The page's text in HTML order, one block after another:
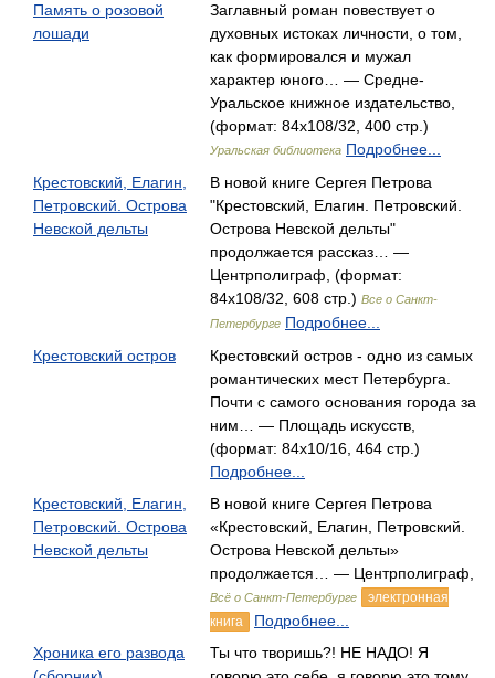
Память о розовой
лошади
Заглавный роман повествует о
духовных истоках личности, о том,
как формировался и мужал
характер юного… — Средне-
Уральское книжное издательство,
(формат: 84x108/32, 400 стр.)
Уральская библиотека Подробнее...
Крестовский, Елагин,
Петровский. Острова
Невской дельты
В новой книге Сергея Петрова
"Крестовский, Елагин. Петровский.
Острова Невской дельты"
продолжается рассказ… —
Центрполиграф, (формат:
84x108/32, 608 стр.) Все о Санкт-
Петербурге Подробнее...
Крестовский остров
Крестовский остров - одно из самых
романтических мест Петербурга.
Почти с самого основания города за
ним… — Площадь искусств,
(формат: 84x10/16, 464 стр.)
Подробнее...
Крестовский, Елагин,
Петровский. Острова
Невской дельты
В новой книге Сергея Петрова
«Крестовский, Елагин, Петровский.
Острова Невской дельты»
продолжается… — Центрполиграф,
Всё о Санкт-Петербурге
электронная
книга
Подробнее...
Хроника его развода
Ты что творишь?! НЕ НАДО! Я